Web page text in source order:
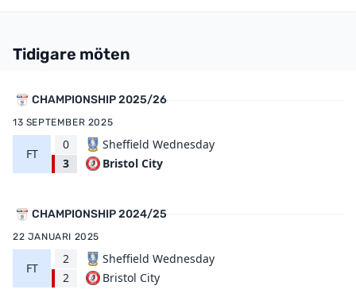
Tidigare möten
CHAMPIONSHIP 2025/26
13 SEPTEMBER 2025
FT
0
3
Sheffield Wednesday
Bristol City
CHAMPIONSHIP 2024/25
22 JANUARI 2025
FT
2
2
Sheffield Wednesday
Bristol City